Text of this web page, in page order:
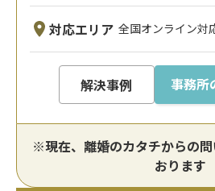
対応エリア 全国オンライン対
解決事例 事務所
※現在、離婚のカタチからの
おります